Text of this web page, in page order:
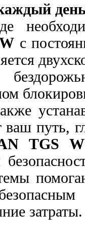
с
путь,
TGS
затраты.